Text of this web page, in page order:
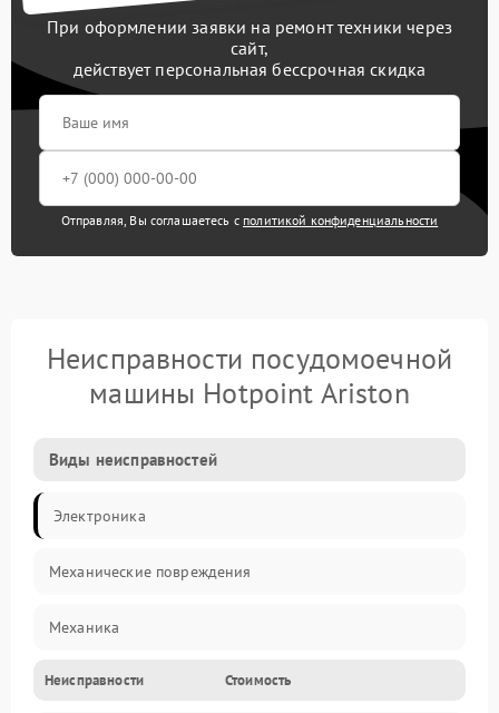
При оформлении заявки на ремонт техники через
сайт,
действует персональная бессрочная скидка
Отправляя, Вы соглашаетесь с политикой конфиденциальности
Неисправности посудомоечной
машины Hotpoint Ariston
Виды неисправностей
Электроника
Механические повреждения
Механика
Управление
Неисправности Стоимость